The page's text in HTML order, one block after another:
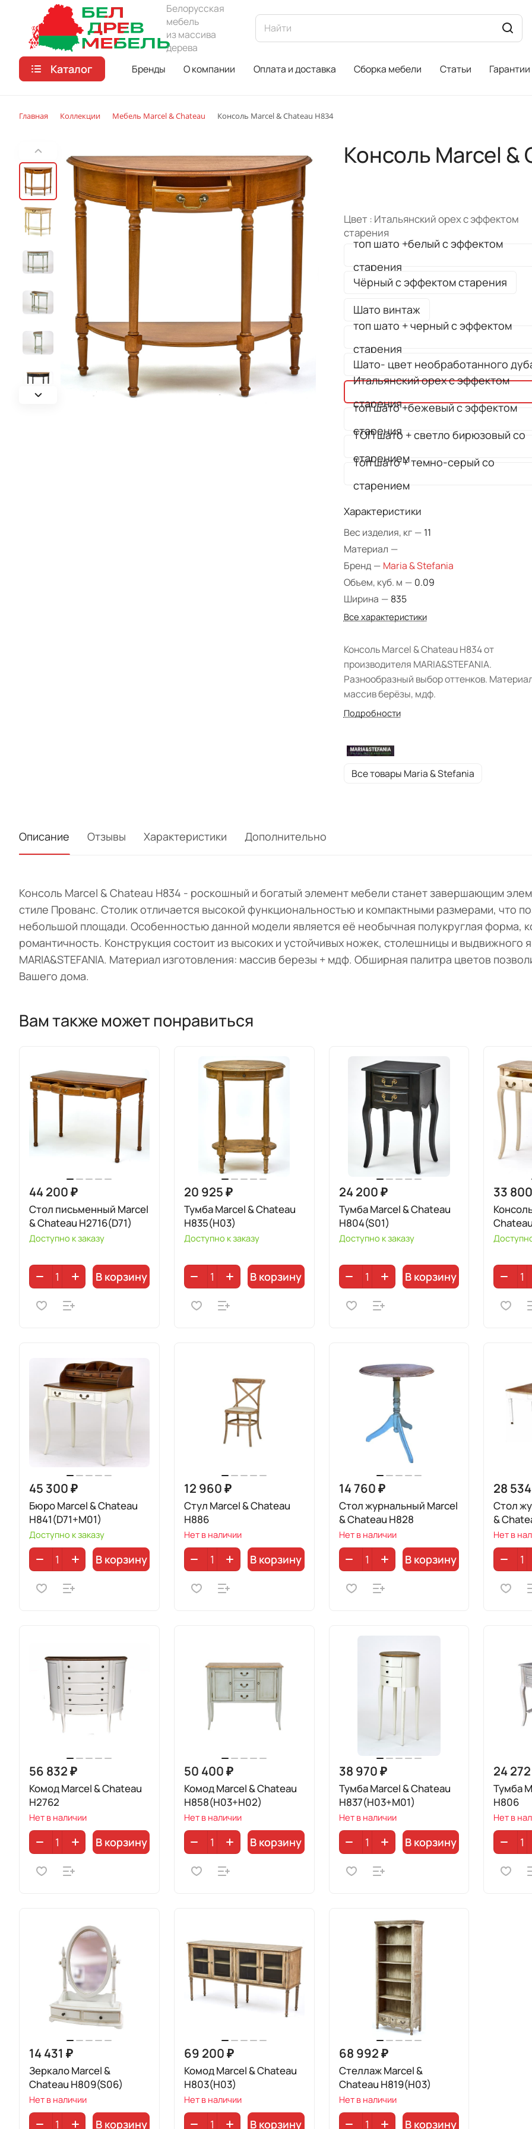
Белорусская
мебель
из массива
дерева
Каталог Бренды О компании Оплата и доставка Сборка мебели Статьи Гарантии
Главная Коллекции Мебель Marcel & Chateau Консоль Marcel & Chateau H834
Консоль Marcel &
Цвет : Итальянский орех с эффектом
старения
топ шато +белый с эффектом
старения
Чёрный с эффектом старения
Шато винтаж
топ шато + черный с эффектом
старения
Шато- цвет необработанного
Итальянский орех с эффектом
старения
топ шато +бежевый с эффектом
старения
ТОП шато + светло бирюзовый со
старением
Топ шато + темно-серый со
старением
Характеристики
Вес изделия, кг — 11
Материал —
Бренд — Maria & Stefania
Объем, куб. м — 0.09
Ширина — 835
Все характеристики
Консоль Marcel & Chateau H834 от
производителя MARIA&STEFANIA.
Разнообразный выбор оттенков.
массив берёзы, мдф.
Подробности
Все товары Maria & Stefania
Описание Отзывы Характеристики Дополнительно
Консоль Marcel & Chateau H834 - роскошный и богатый элемент мебели станет завершающим
стиле Прованс. Столик отличается высокой функциональностью и компактными размерами, что
небольшой площади. Особенностью данной модели является её необычная полукруглая форма,
романтичность. Конструкция состоит из высоких и устойчивых ножек, столешницы и выдвижного
MARIA&STEFANIA. Материал изготовления: массив березы + мдф. Обширная палитра цветов
Вашего дома.
Вам также может понравиться
44 200 ₽
Стол письменный Marcel
& Chateau H2716(D71)
Доступно к заказу
В корзину
20 925 ₽
Тумба Marcel & Chateau
H835(H03)
Доступно к заказу
В корзину
24 200 ₽
Тумба Marcel & Chateau
H804(S01)
Доступно к заказу
В корзину
33
45 300 ₽
Бюро Marcel & Chateau
H841(D71+M01)
Доступно к заказу
В корзину
12 960 ₽
Стул Marcel & Chateau
H886
Нет в наличии
В корзину
14 760 ₽
Стол журнальный Marcel
& Chateau H828
Нет в наличии
В корзину
28
Стол
&
Нет в
56 832 ₽
Комод Marcel & Chateau
H2762
Нет в наличии
В корзину
50 400 ₽
Комод Marcel & Chateau
H858(H03+H02)
Нет в наличии
В корзину
38 970 ₽
Тумба Marcel & Chateau
H837(H03+M01)
Нет в наличии
В корзину
24
Тумба
H806
Нет в
14 431 ₽
Зеркало Marcel &
Chateau H809(S06)
Нет в наличии
В корзину
69 200 ₽
Комод Marcel & Chateau
H803(H03)
Нет в наличии
В корзину
68 992 ₽
Стеллаж Marcel &
Chateau H819(H03)
Нет в наличии
В корзину